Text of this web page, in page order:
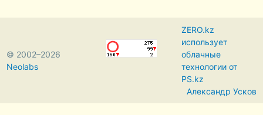
© 2002–2026
Neolabs
ZERO.kz
использует
облачные
технологии от
PS.kz
Александр Усков